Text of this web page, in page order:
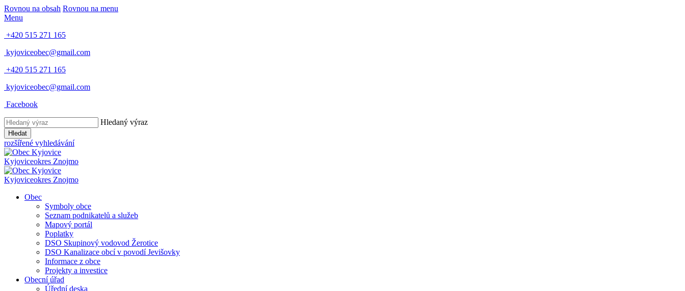
Rovnou na obsah Rovnou na menu
Menu
+420 515 271 165
kyjoviceobec@gmail.com
+420 515 271 165
kyjoviceobec@gmail.com
Facebook
Hledaný výraz
Hledat
rozšířené vyhledávání
Kyjoviceokres Znojmo
Kyjoviceokres Znojmo
Obec
Symboly obce
Seznam podnikatelů a služeb
Mapový portál
Poplatky
DSO Skupinový vodovod Žerotice
DSO Kanalizace obcí v povodí Jevišovky
Informace z obce
Projekty a investice
Obecní úřad
Úřední deska